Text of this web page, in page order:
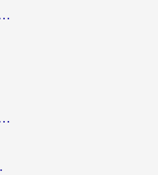
外党亲测3款回国加速器，附蜜蜂加速器七天试用攻略
乎？海外党亲测有效的回国加速方案
刷不了